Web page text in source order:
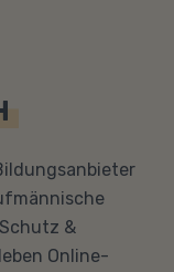
&
Online-